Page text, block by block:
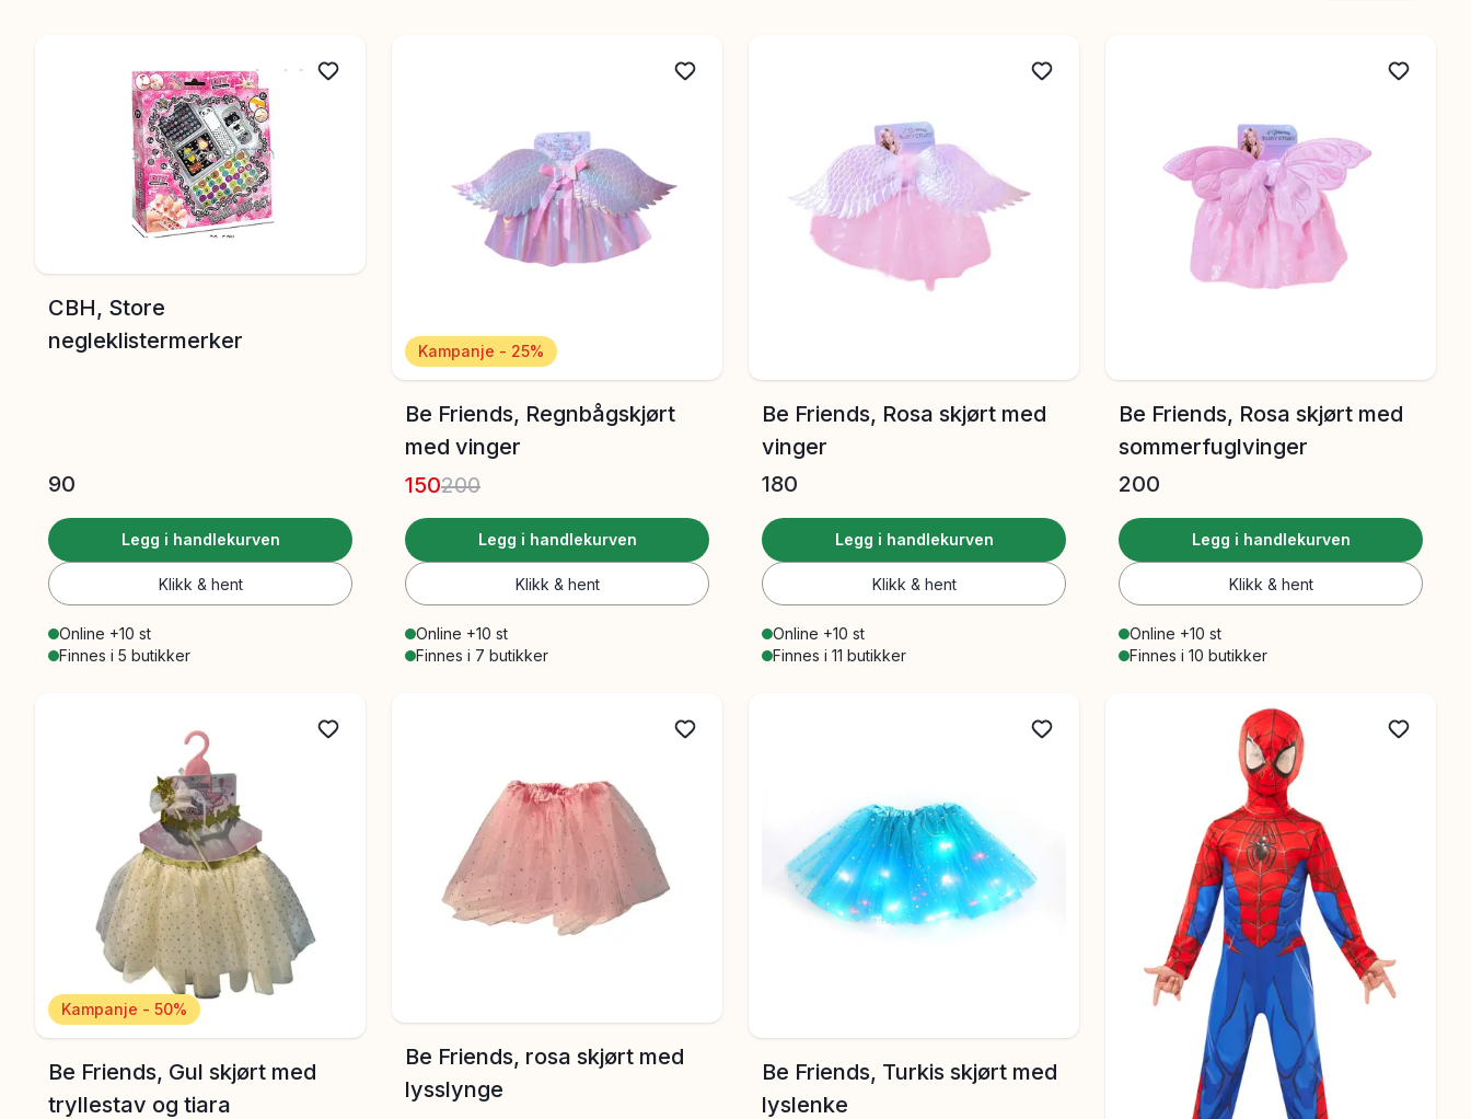
CBH, Store
negleklistermerker
90
Legg i handlekurven
Klikk & hent
Online +10 st
Finnes i 5 butikker
Kampanje - 25%
Be Friends, Regnbågskjørt
med vinger
150200
Legg i handlekurven
Klikk & hent
Online +10 st
Finnes i 7 butikker
Be Friends, Rosa skjørt med
vinger
180
Legg i handlekurven
Klikk & hent
Online +10 st
Finnes i 11 butikker
Be Friends, Rosa skjørt med
sommerfuglvinger
200
Legg i handlekurven
Klikk & hent
Online +10 st
Finnes i 10 butikker
Kampanje - 50%
Be Friends, Gul skjørt med
tryllestav og tiara
Be Friends, rosa skjørt med
lysslynge
Be Friends, Turkis skjørt med
lyslenke